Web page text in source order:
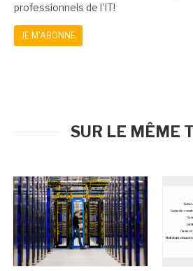
professionnels de l'IT!
JE M'ABONNE
SUR LE MÊME